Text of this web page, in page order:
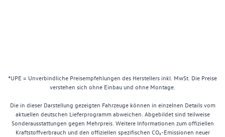
*UPE = Unverbindliche Preisempfehlungen des Herstellers inkl. MwSt. Die Preise
verstehen sich ohne Einbau und ohne Montage.
Die in dieser Darstellung gezeigten Fahrzeuge können in einzelnen Details vom
aktuellen deutschen Lieferprogramm abweichen. Abgebildet sind teilweise
Sonderausstattungen gegen Mehrpreis. Weitere Informationen zum offiziellen
Kraftstoffverbrauch und den offiziellen spezifischen CO₂-Emissionen neuer